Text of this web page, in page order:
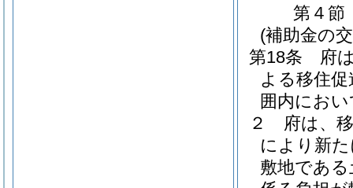
第４節
(補助金の
第18条
府
よる移住
囲内にお
２
府は、
により新
敷地であ